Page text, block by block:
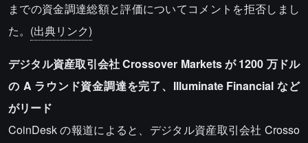
までの資金調達総額と評価についてコメントを拒否しまし
た。 (出典リンク)
デジタル資産取引会社 Crossover Markets が 1200 万ドル
の A ラウンド資金調達を完了、Illuminate Financial など
がリード
CoinDesk の報道によると、デジタル資産取引会社 Crosso